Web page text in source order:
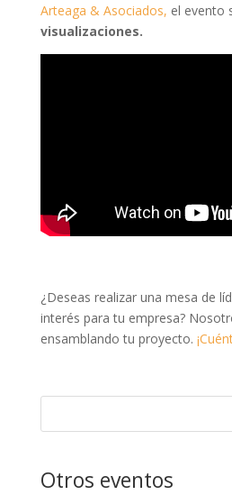
Arteaga & Asociados, el evento
visualizaciones.
¿Deseas realizar una mesa de
interés para tu empresa?
ensamblando tu proyecto.
Otros eventos